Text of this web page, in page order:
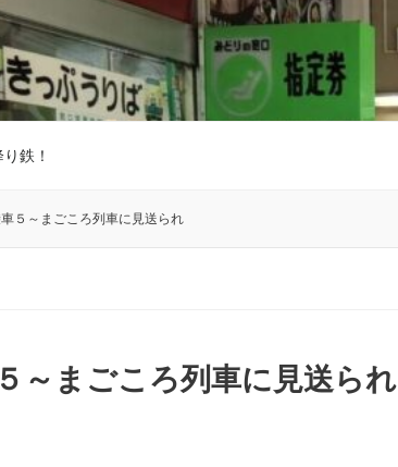
鉄！
５～まごころ列車に見送られ
～まごころ列車に見送られ